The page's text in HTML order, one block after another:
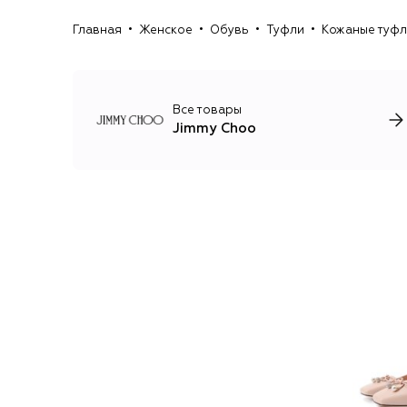
Главная Женское Обувь Туфли Кожаные
Все товары
Jimmy Choo